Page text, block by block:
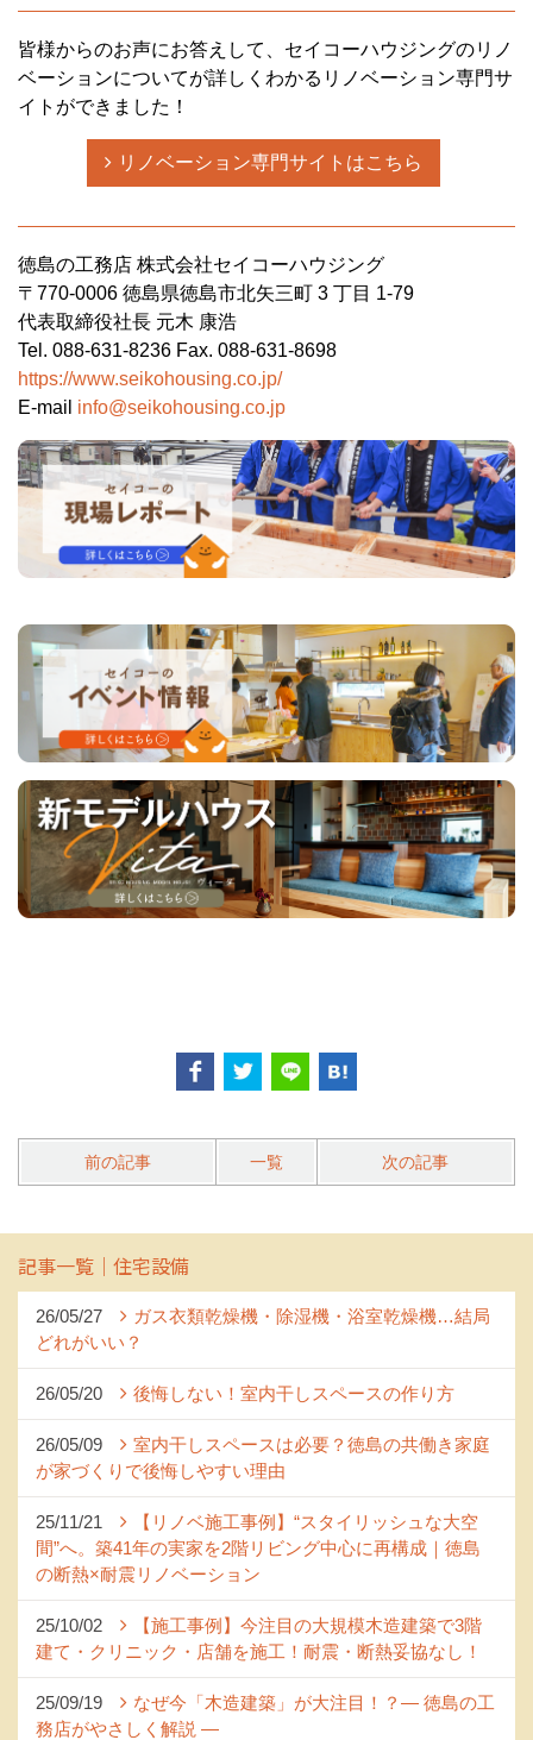
皆様からのお声にお答えして、セイコーハウジングのリノ
ベーションについてが詳しくわかるリノベーション専門サ
イトができました！
リノベーション専門サイトはこちら
徳島の工務店 株式会社セイコーハウジング
〒770-0006 徳島県徳島市北矢三町 3 丁目 1-79
代表取締役社長 元木 康浩
Tel. 088-631-8236 Fax. 088-631-8698
https://www.seikohousing.co.jp/
E-mail info@seikohousing.co.jp
前の記事 一覧 次の記事
記事一覧｜住宅設備
26/05/27
ガス衣類乾燥機・除湿機・浴室乾燥機…結局
どれがいい？
26/05/20 後悔しない！室内干しスペースの作り方
26/05/09
室内干しスペースは必要？徳島の共働き家庭
が家づくりで後悔しやすい理由
25/11/21
【リノベ施工事例】“スタイリッシュな大空
間”へ。築41年の実家を2階リビング中心に再構成｜徳島
の断熱×耐震リノベーション
25/10/02
【施工事例】今注目の大規模木造建築で3階
建て・クリニック・店舗を施工！耐震・断熱妥協なし！
25/09/19
なぜ今「木造建築」が大注目！？― 徳島の工
務店がやさしく解説 ―